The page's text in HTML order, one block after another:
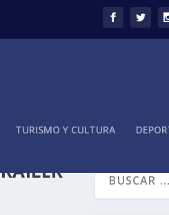
TURISMO Y CULTURA